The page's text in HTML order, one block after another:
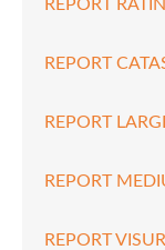
REPORT
REPORT
REPORT
REPORT
REPORT